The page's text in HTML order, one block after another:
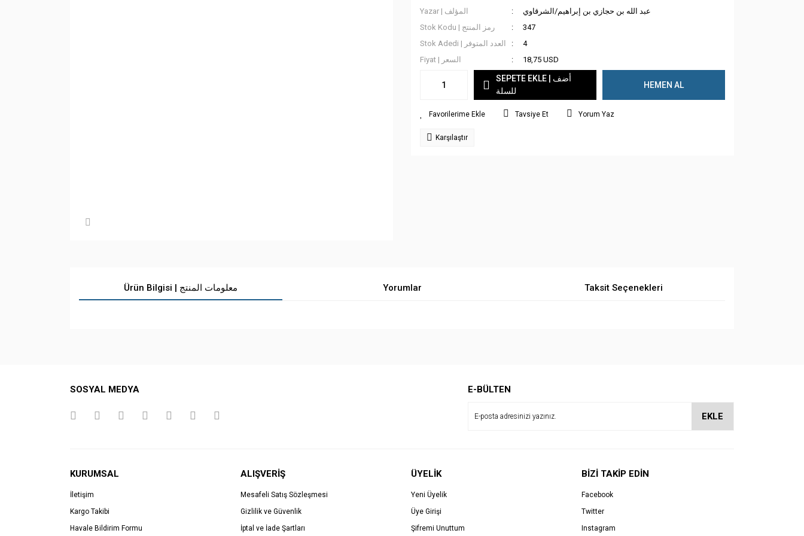
Yazar | المؤلف
عبد الله بن حجازي بن إبراهيم/الشرقاوي
Stok Kodu | رمز المنتج
347
Stok Adedi | العدد المتوفر
4
Fiyat | السعر
18,75 USD
SEPETE EKLE | أضف
للسلة
HEMEN AL
Tavsiye Et Yorum Yaz
Karşılaştır
Ürün Bilgisi | معلومات المنتج Yorumlar Taksit Seçenekleri
SOSYAL MEDYA E-BÜLTEN
EKLE
KURUMSAL
İletişim
Kargo Takibi
Havale Bildirim Formu
ALIŞVERİŞ
Mesafeli Satış Sözleşmesi
Gizlilik ve Güvenlik
İptal ve İade Şartları
ÜYELİK
Yeni Üyelik
Üye Girişi
Şifremi Unuttum
BİZİ TAKİP EDİN
Facebook
Twitter
Instagram